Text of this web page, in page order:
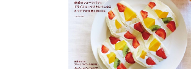
FORTUNE
明日のわたし